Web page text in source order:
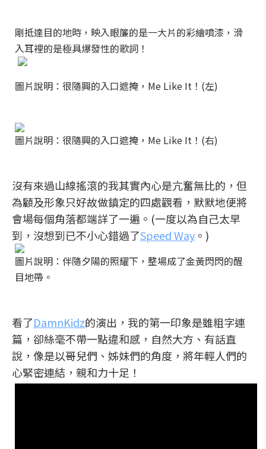
剛抵達目的地時，映入眼簾的是一大片的彩繪噴漆，滑
入耳裡的是極具爆發性的歌詞！
圖片說明：很隨興的入口遮掩，Me Like It！(左)
圖片說明：很隨興的入口遮掩，Me Like It！(右)
沒有來過山線搖滾的我其實內心是亢奮無比的，但
為顧及形象只好故做鎮定的四處觀看，默默地便將
會場每個角落都端詳了一遍。(一度以為自己太早
到，沒想到已不小心錯過了Speed Way 。)
圖片說明：伴隨夕陽的照耀下，整場成了金黃閃閃的醒
目地帶。
看了DamnKidz的演出，我的第一印象是雖粗字連
篇，卻絲毫不帶一點違和感，自然大方、有話直
說，像是以哥兒們、姊妹們的角度，將年輕人們的
心緊密連結，親和力十足！